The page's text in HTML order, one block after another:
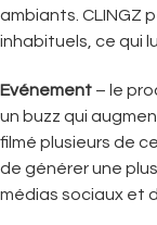
ambiants. CLINGZ
inhabituels, ce qui
Evénement – le
un buzz qui
filmé plusieurs de
de générer une
médias sociaux et